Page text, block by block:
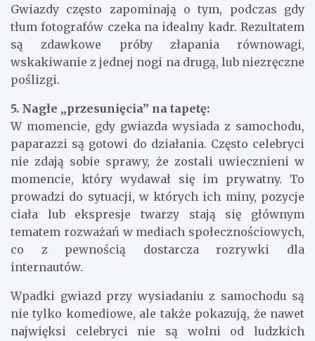
Gwiazdy często zapominają o tym, podczas gdy
tłum fotografów czeka na idealny kadr. Rezultatem
są zdawkowe próby złapania równowagi,
wskakiwanie z jednej nogi na drugą, lub niezręczne
poślizgi.
5. Nagłe „przesunięcia” na tapetę:
W momencie, gdy gwiazda wysiada z samochodu,
paparazzi są gotowi do działania. Często celebryci
nie zdają sobie sprawy, że zostali uwiecznieni w
momencie, który wydawał się im prywatny. To
prowadzi do sytuacji, w których ich miny, pozycje
ciała lub ekspresje twarzy stają się głównym
tematem rozważań w mediach społecznościowych,
co z pewnością dostarcza rozrywki dla
internautów.
Wpadki gwiazd przy wysiadaniu z samochodu są
nie tylko komediowe, ale także pokazują, że nawet
najwięksi celebryci nie są wolni od ludzkich